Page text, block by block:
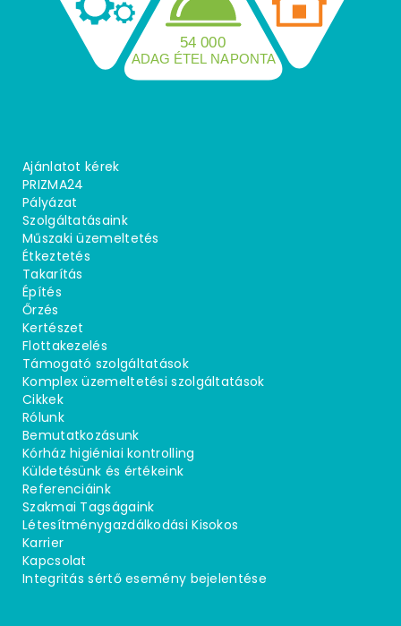
54 000
ADAG ÉTEL NAPONTA
Ajánlatot kérek
PRIZMA24
Pályázat
Szolgáltatásaink
Műszaki üzemeltetés
Étkeztetés
Takarítás
Építés
Őrzés
Kertészet
Flottakezelés
Támogató szolgáltatások
Komplex üzemeltetési szolgáltatások
Cikkek
Rólunk
Bemutatkozásunk
Kórház higiéniai kontrolling
Küldetésünk és értékeink
Referenciáink
Szakmai Tagságaink
Létesítménygazdálkodási Kisokos
Karrier
Kapcsolat
Integritás sértő esemény bejelentése